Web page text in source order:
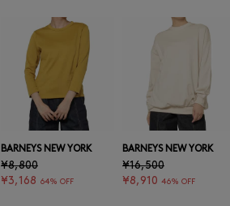
BARNEYS NEW YORK
¥8,800
¥3,168 64% OFF
BARNEYS NEW YORK
¥16,500
¥8,910 46% OFF